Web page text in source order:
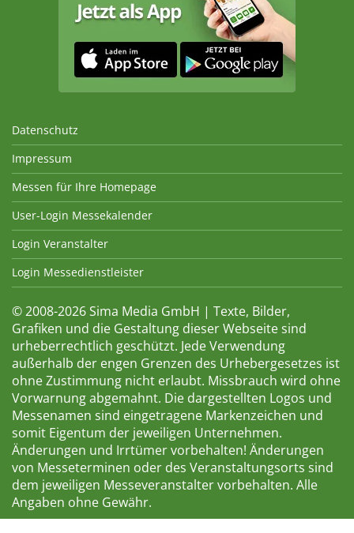
Datenschutz
Impressum
Messen für Ihre Homepage
User-Login Messekalender
Login Veranstalter
Login Messedienstleister
© 2008-2026 Sima Media GmbH | Texte, Bilder,
Grafiken und die Gestaltung dieser Webseite sind
urheberrechtlich geschützt. Jede Verwendung
außerhalb der engen Grenzen des Urhebergesetzes ist
ohne Zustimmung nicht erlaubt. Missbrauch wird ohne
Vorwarnung abgemahnt. Die dargestellten Logos und
Messenamen sind eingetragene Markenzeichen und
somit Eigentum der jeweiligen Unternehmen.
Änderungen und Irrtümer vorbehalten! Änderungen
von Messeterminen oder des Veranstaltungsorts sind
dem jeweiligen Messeveranstalter vorbehalten. Alle
Angaben ohne Gewähr.